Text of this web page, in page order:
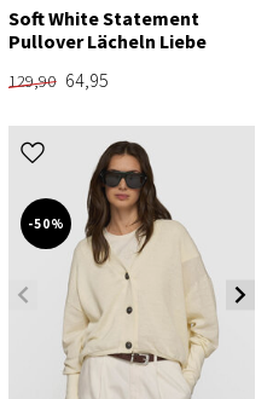
Soft White Statement
Pullover Lächeln Liebe
129,90 64,95
-50%